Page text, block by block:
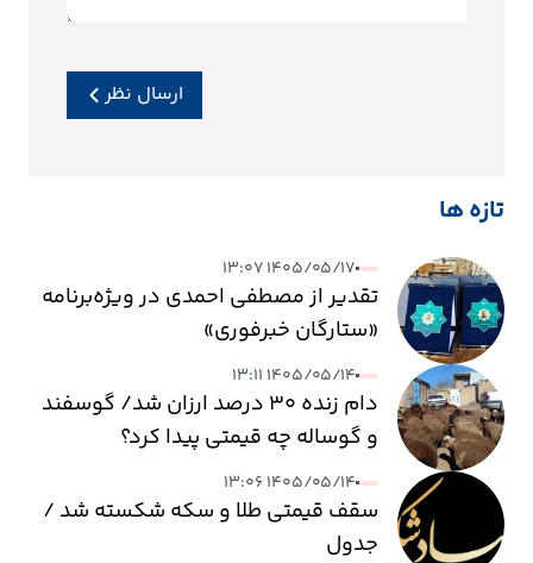
ارسال نظر
تازه ها
۱۴۰۵/۰۵/۱۷ ۱۳:۰۷
تقدیر از مصطفی احمدی در ویژه‌برنامه
«ستارگان خبرفوری»
۱۴۰۵/۰۵/۱۴ ۱۳:۱۱
دام زنده ۳۰ درصد ارزان شد/ گوسفند
و گوساله چه قیمتی پیدا کرد؟
۱۴۰۵/۰۵/۱۴ ۱۳:۰۶
سقف قیمتی طلا و سکه شکسته شد /
جدول